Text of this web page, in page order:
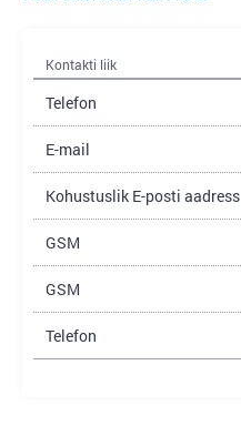
Kontakti liik
Telefon
E-mail
Kohustuslik E-posti aadress
GSM
GSM
Telefon